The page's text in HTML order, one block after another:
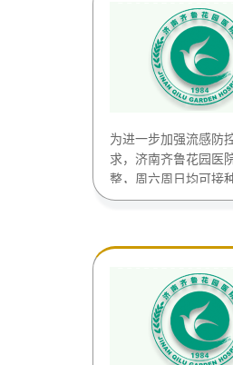
为进一步加强流感防
求，济南齐鲁花园医
整，周六周日均可接